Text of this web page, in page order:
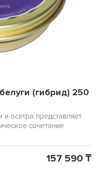
(гибрид) 250
осетра представляет
сочетание
157 590 ₸